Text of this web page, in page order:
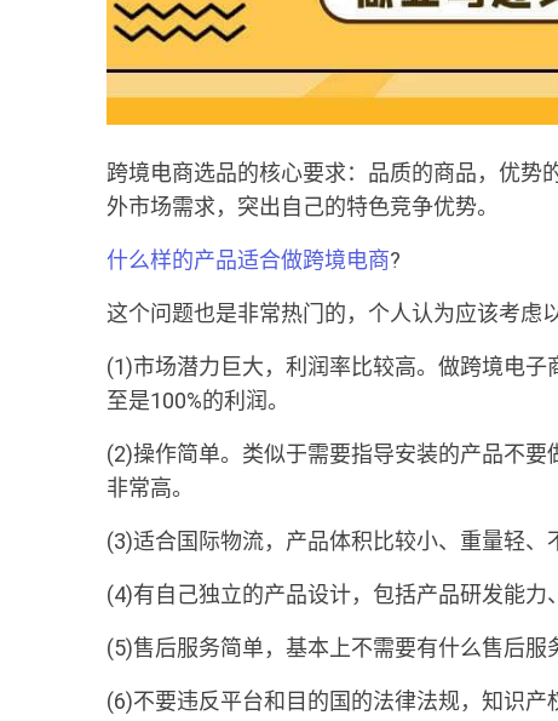
跨境电商选品的核心要求：品质的商品，优势
外市场需求，突出自己的特色竞争优势。
什么样的产品适合做跨境电商?
这个问题也是非常热门的，个人认为应该考虑
(1)市场潜力巨大，利润率比较高。做跨境电
至是100%的利润。
(2)操作简单。类似于需要指导安装的产品不
非常高。
(3)适合国际物流，产品体积比较小、重量轻、
(4)有自己独立的产品设计，包括产品研发能力
(5)售后服务简单，基本上不需要有什么售后服
(6)不要违反平台和目的国的法律法规，知识